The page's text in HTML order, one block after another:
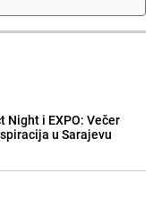
Night i EXPO: Večer
u Sarajevu